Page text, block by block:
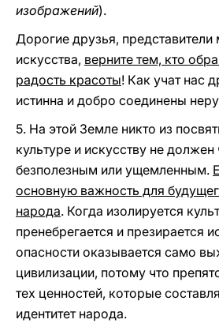
изображений).
Дорогие друзья, представители
искусства, верните тем, кто
радость красоты! Как учат нас
истинна и добро соединены
5. На этой Земле никто из
культуре и искусству не должен
безполезным или ущемленным.
основную важность для
народа. Когда изолируется
пренебрегается и презирается
опасности оказывается само
цивилизации, потому что
тех ценностей, которые
идентитет народа.